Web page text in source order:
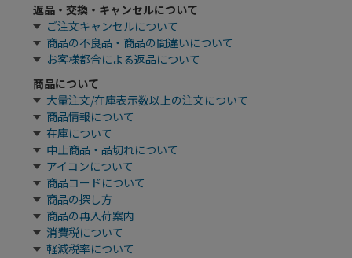
返品・交換・キャンセルについて
ご注文キャンセルについて
商品の不良品・商品の間違いについて
お客様都合による返品について
商品について
大量注文/在庫表示数以上の注文について
商品情報について
在庫について
中止商品・品切れについて
アイコンについて
商品コードについて
商品の探し方
商品の再入荷案内
消費税について
軽減税率について